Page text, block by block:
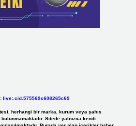
live:.cid.575569c608265c69
herhangi bir marka, kurum veya şahıs
Sitede yalnızca kendi